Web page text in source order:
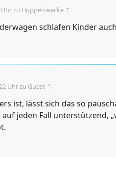
Uhrzu Hüppelzwecke ⇡
schlafen Kinder
Uhrzu Guest ⇡
ist, lässt sich das so
jeden Fall unterstützend,